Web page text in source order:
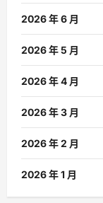
2026 年 6 月
2026 年 5 月
2026 年 4 月
2026 年 3 月
2026 年 2 月
2026 年 1 月